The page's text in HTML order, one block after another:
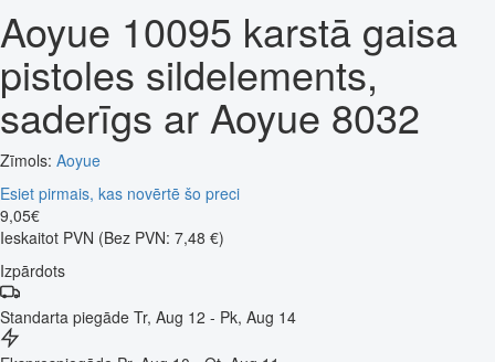
Aoyue 10095 karstā gaisa
pistoles sildelements,
saderīgs ar Aoyue 8032
Zīmols: Aoyue
Esiet pirmais, kas novērtē šo preci
9,05€
Ieskaitot PVN (Bez PVN: 7,48 €)
Izpārdots
Standarta piegāde Tr, Aug 12 - Pk, Aug 14